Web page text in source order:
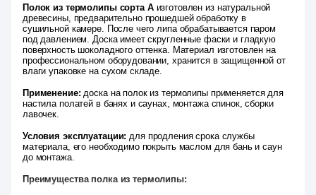
Полок из термолипы сорта А изготовлен из натуральной
древесины, предварительно прошедшей обработку в
сушильной камере. После чего липа обрабатывается паром
под давлением. Доска имеет скругленные фаски и гладкую
поверхность шоколадного оттенка. Материал изготовлен на
профессиональном оборудовании, хранится в защищенной от
влаги упаковке на сухом складе.
Применение: доска на полок из термолипы применяется для
настила полатей в банях и саунах, монтажа спинок, сборки
лавочек.
Условия эксплуатации: для продления срока службы
материала, его необходимо покрыть маслом для бань и саун
до монтажа.
Преимущества полка из термолипы: